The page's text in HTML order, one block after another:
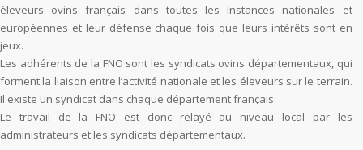
éleveurs ovins français dans toutes les Instances nationales et
européennes et leur défense chaque fois que leurs intérêts sont en
jeux.
Les adhérents de la FNO sont les syndicats ovins départementaux, qui
forment la liaison entre l’activité nationale et les éleveurs sur le terrain.
Il existe un syndicat dans chaque département français.
Le travail de la FNO est donc relayé au niveau local par les
administrateurs et les syndicats départementaux.